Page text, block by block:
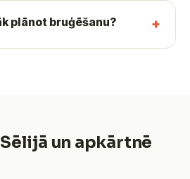
plānot bruģēšanu?
un apkārtnē